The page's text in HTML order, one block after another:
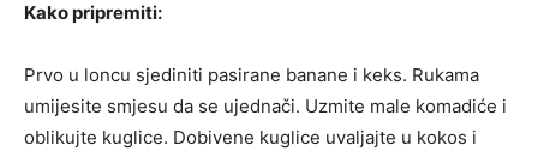
Kako pripremiti:
Prvo u loncu sjediniti pasirane banane i keks. Rukama
umijesite smjesu da se ujednači. Uzmite male komadiće i
oblikujte kuglice. Dobivene kuglice uvaljajte u kokos i